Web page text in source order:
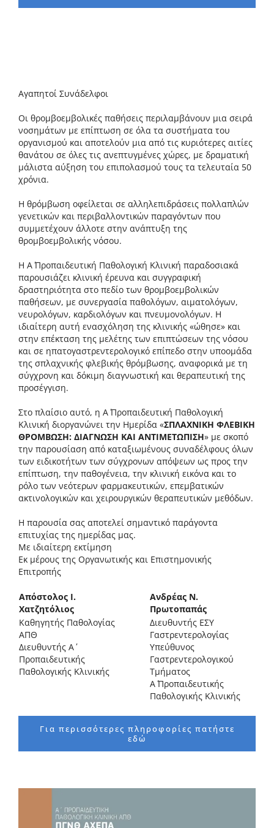
Aγαπητοί Συνάδελφοι
Οι θρομβοεμβολικές παθήσεις περιλαμβάνουν μια σειρά
νοσημάτων με επίπτωση σε όλα τα συστήματα του
οργανισμού και αποτελούν μια από τις κυριότερες αιτίες
θανάτου σε όλες τις ανεπτυγμένες χώρες, με δραματική
μάλιστα αύξηση του επιπολασμού τους τα τελευταία 50
χρόνια.
Η θρόμβωση οφείλεται σε αλληλεπιδράσεις πολλαπλών
γενετικών και περιβαλλοντικών παραγόντων που
συμμετέχουν άλλοτε στην ανάπτυξη της
θρομβοεμβολικής νόσου.
Η Α΄ Προπαιδευτική Παθολογική Κλινική παραδοσιακά
παρουσιάζει κλινική έρευνα και συγγραφική
δραστηριότητα στο πεδίο των θρομβοεμβολικών
παθήσεων, με συνεργασία παθολόγων, αιματολόγων,
νευρολόγων, καρδιολόγων και πνευμονολόγων. Η
ιδιαίτερη αυτή ενασχόληση της κλινικής «ώθησε» και
στην επέκταση της μελέτης των επιπτώσεων της νόσου
και σε ηπατογαστρεντερολογικό επίπεδο στην υποομάδα
της σπλαχνικής φλεβικής θρόμβωσης, αναφορικά με τη
σύγχρονη και δόκιμη διαγνωστική και θεραπευτική της
προσέγγιση.
Στο πλαίσιο αυτό, η Α΄ Προπαιδευτική Παθολογική
Κλινική διοργανώνει την Ημερίδα «ΣΠΛΑΧΝΙΚΗ ΦΛΕΒΙΚΗ
ΘΡΟΜΒΩΣΗ: ΔΙΑΓΝΩΣΗ ΚΑΙ ΑΝΤΙΜΕΤΩΠΙΣΗ» με σκοπό
την παρουσίαση από καταξιωμένους συναδέλφους όλων
των ειδικοτήτων των σύγχρονων απόψεων ως προς την
επίπτωση, την παθογένεια, την κλινική εικόνα και το
ρόλο των νεότερων φαρμακευτικών, επεμβατικών
ακτινολογικών και χειρουργικών θεραπευτικών μεθόδων.
Η παρουσία σας αποτελεί σημαντικό παράγοντα
επιτυχίας της ημερίδας μας.
Με ιδιαίτερη εκτίμηση
Εκ μέρους της Οργανωτικής και Επιστημονικής
Επιτροπής
Απόστολος Ι.
Χατζητόλιος
Ανδρέας Ν.
Πρωτοπαπάς
Καθηγητής Παθολογίας
ΑΠΘ
Διευθυντής Α΄
Προπαιδευτικής
Παθολογικής Κλινικής
Διευθυντής ΕΣΥ
Γαστρεντερολογίας
Υπεύθυνος
Γαστρεντερολογικού
Τμήματος
Α΄ Προπαιδευτικής
Παθολογικής Κλινικής
Για περισσότερες πληροφορίες πατήστε
εδώ